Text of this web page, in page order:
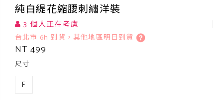
純白緹花縮腰刺繡洋裝
3 個人正在考慮
台北市 6h 到貨，其他地區明日到貨
NT 499
尺寸
F